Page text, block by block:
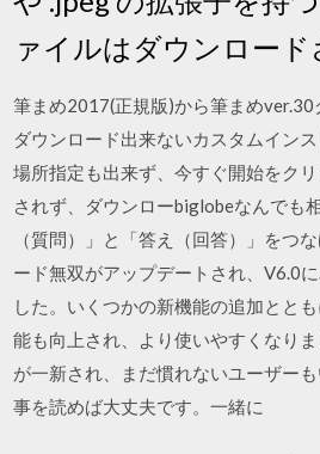
ァイルはダウンロード
筆まめ2017(正規版)から筆まめver.30
ダウンロード出来ないカスタムイン
場所指定も出来ず、今すぐ開始をク
されず、ダウンローbiglobeなんでも
（質問）」と「答え（回答）」をつ
ード無双がアップデートされ、V6.0
した。いくつかの新機能の追加とと
能も向上され、より使いやすくなり
が一新され、まだ慣れないユーザー
事を読めば大丈夫です。一緒に